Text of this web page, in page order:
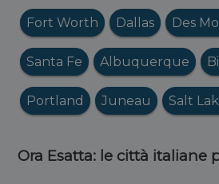
Fort Worth Dallas Des
Santa Fe Albuquerque
Portland Juneau Salt
Ora Esatta: le città italiane